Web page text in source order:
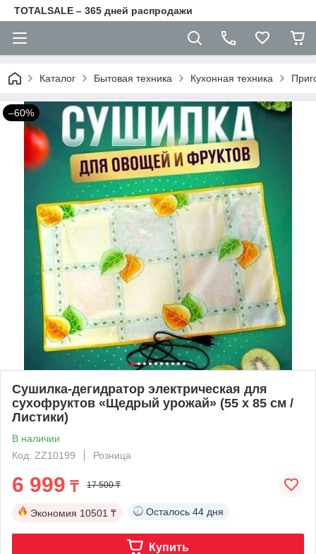
TOTALSALE – 365 дней распродажи
Каталог Бытовая техника Кухонная техника
–60%
Сушилка-дегидратор электрическая для
сухофруктов «Щедрый урожай» (55 х 85 см /
Листики)
В наличии
Код: ZZ10199
Розница
6 999 ₸ 17 500 ₸
Экономия 10501 ₸ Осталось 44 дня
Купить